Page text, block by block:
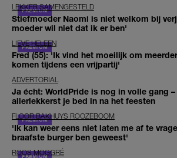
LEKKER SAMENGESTELD
Stiefmoeder Naomi is niet welkom bij
moeder wil niet dat ik er ben'
LIEVE HELEEN
Fred (55): 'Ik vind het moeilijk om
komen tijdens een vrijpartij'
ADVERTORIAL
Ja écht: WorldPride is nog in volle gang
allerlekkerst je bed in na het feesten
FLOOR BAKHUYS ROOZEBOOM
'Ik kan weer eens niet laten me af te
braafste burger ben geweest'
ROOS MOGGRÉ